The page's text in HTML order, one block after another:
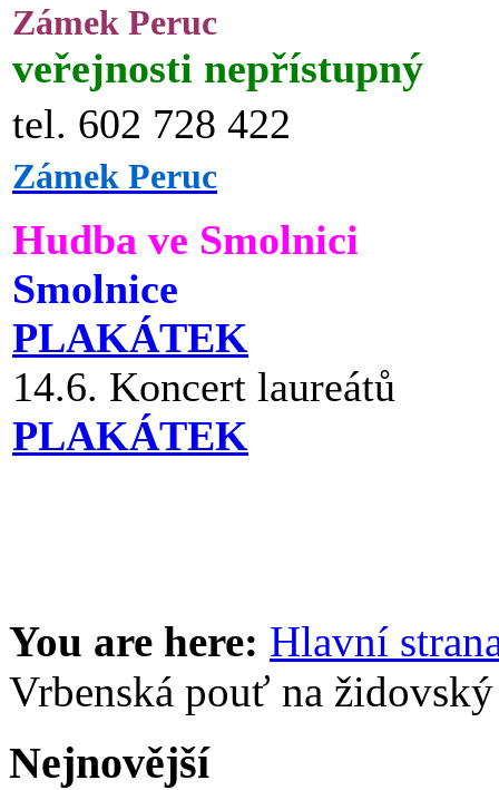
Zámek Peruc
veřejnosti nepřístupný
tel. 602 728 422
Zámek Peruc
Hudba ve Smolnici
Smolnice
PLAKÁTEK
14.6. Koncert laureátů
PLAKÁTEK
You are here: Hlavní
Vrbenská pouť na
Nejnovější